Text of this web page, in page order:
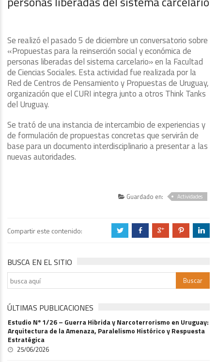
Se realizó el pasado 5 de diciembre un conversatorio sobre
«Propuestas para la reinserción social y económica de
personas liberadas del sistema carcelario» en la Facultad
de Ciencias Sociales. Esta actividad fue realizada por la
Red de Centros de Pensamiento y Propuestas de Uruguay,
organización que el CURI integra junto a otros Think Tanks
del Uruguay.
Se trató de una instancia de intercambio de experiencias y
de formulación de propuestas concretas que servirán de
base para un documento interdisciplinario a presentar a las
nuevas autoridades.
Guardado en: Actividades
Compartir este contenido: a b c d j
BUSCA EN EL SITIO
ÚLTIMAS PUBLICACIONES
Estudio Nº 1/26 – Guerra Hibrida y Narcoterrorismo en Uruguay:
Arquitectura de la Amenaza, Paralelismo Histórico y Respuesta
Estratégica
25/06/2026